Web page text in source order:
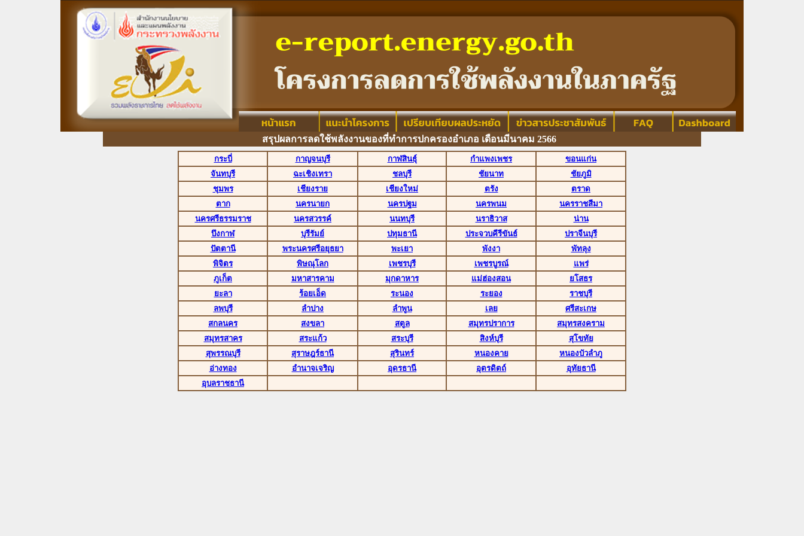
สรุปผลการลดใช้พลังงานของที่ทำการปกครองอำเภอ เดือนมีนาคม 2566
กระบี่ กาญจนบุรี กาฬสินธุ์ กำแพงเพชร
ขอนแก่น
จันทบุรี
ฉะเชิงเทรา ชลบุรี ชัยนาท
ชัยภูมิ
ชุมพร
เชียงราย เชียงใหม่ ตรัง
ตราด
ตาก
นครนายก นครปฐม นครพนม
นครราชสีมา
นครศรีธรรมราช
นครสวรรค์ นนทบุรี นราธิวาส
น่าน
บึงกาฬ
บุรีรัมย์ ปทุมธานี ประจวบคีรีขันธ์
ปราจีนบุรี
ปัตตานี
พระนครศรีอยุธยา พะเยา พังงา
พัทลุง
พิจิตร
พิษณุโลก เพชรบุรี เพชรบูรณ์
แพร่
ภูเก็ต
มหาสารคาม มุกดาหาร แม่ฮ่องสอน
ยโสธร
ยะลา
ร้อยเอ็ด ระนอง ระยอง
ราชบุรี
ลพบุรี
ลำปาง ลำพูน เลย
ศรีสะเกษ
สกลนคร
สงขลา สตูล สมุทรปราการ
สมุทรสงคราม
สมุทรสาคร
สระแก้ว สระบุรี สิงห์บุรี
สุโขทัย
สุพรรณบุรี
สุราษฎร์ธานี สุรินทร์ หนองคาย
หนองบัวลำภู
อ่างทอง
อำนาจเจริญ อุดรธานี อุตรดิตถ์
อุทัยธานี
อุบลราชธานี